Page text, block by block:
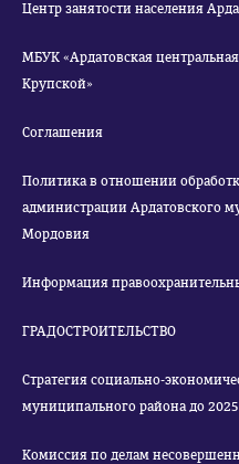
Центр занятости населения
МБУК «Ардатовская
Крупской»
Соглашения
Политика в отношении
администрации Ардатовского
Мордовия
Информация
ГРАДОСТРОИТЕЛЬСТВО
Стратегия социально-
муниципального района до 2025
Комиссия по делам